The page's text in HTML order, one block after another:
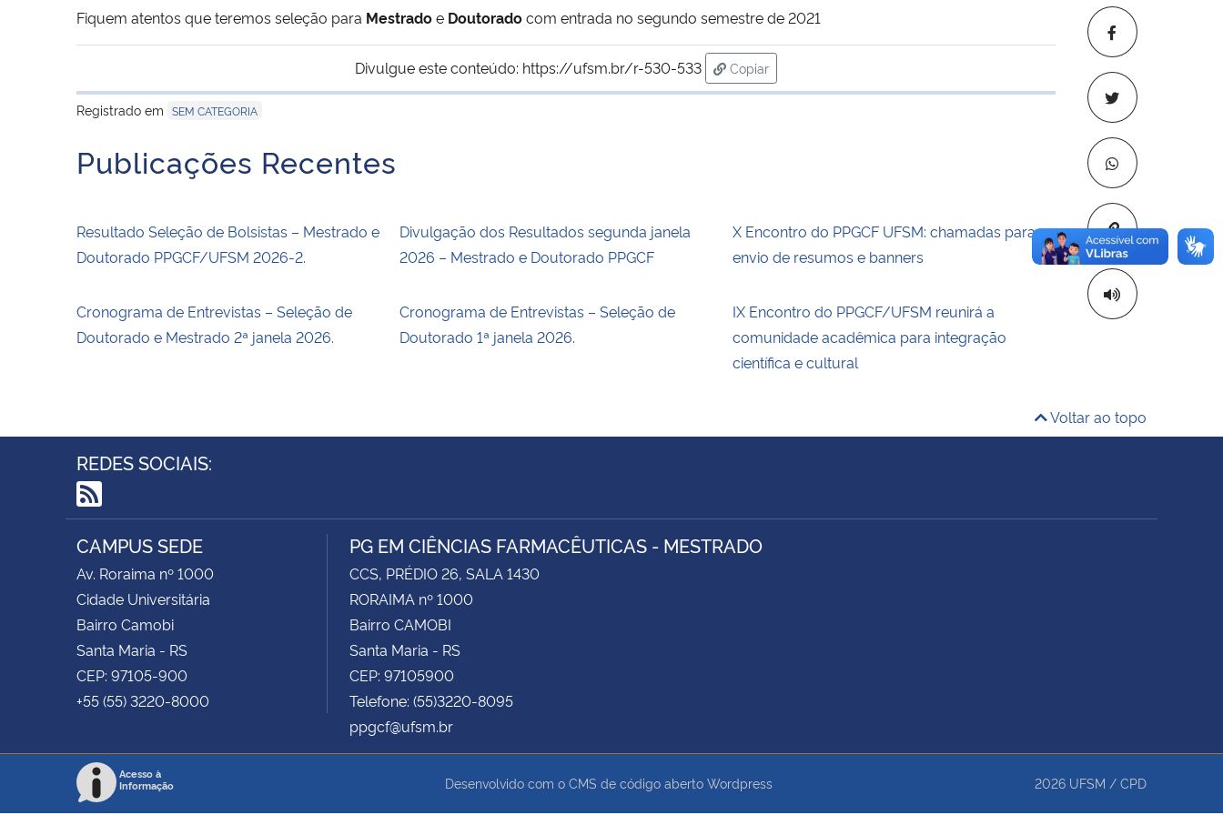
Copiar para
Fiquem atentos que teremos seleção para Mestradoe Doutoradocom entrada no segundo semestre de 2021
Divulgue este conteúdo: https://ufsm.br/r-530-533
Copiar
para área de transferência
Registrado em SEM CATEGORIA
Publicações Recentes
Resultado Seleção de Bolsistas – Mestrado e
Doutorado PPGCF/UFSM 2026-2.
Divulgação dos Resultados segunda janela
2026 – Mestrado e Doutorado PPGCF
X Encontro do PPGCF UFSM: chamadas para
envio de resumos e banners
Cronograma de Entrevistas – Seleção de
Doutorado e Mestrado 2ª janela 2026.
Cronograma de Entrevistas – Seleção de
Doutorado 1ª janela 2026.
IX Encontro do PPGCF/UFSM reunirá a
comunidade acadêmica para integração
científica e cultural
Voltar ao topo
REDES SOCIAIS:
RSS
CAMPUS SEDE
Av. Roraima nº 1000
Cidade Universitária
Bairro Camobi
Santa Maria - RS
CEP: 97105-900
+55 (55) 3220-8000
PG EM CIÊNCIAS FARMACÊUTICAS - MESTRADO
CCS, PRÉDIO 26, SALA 1430
RORAIMA nº 1000
Bairro CAMOBI
Santa Maria - RS
CEP: 97105900
Telefone: (55)3220-8095
ppgcf@ufsm.br
Acesso à
Informação
Desenvolvido com o CMS de código aberto Wordpress 2026 UFSM / CPD